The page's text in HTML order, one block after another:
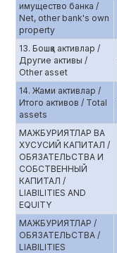
имущество банка /
Net, other bank's own
property
13. Бошқа активлар /
Другие активы /
Other asset
14. Жами активлар /
Итого активов / Total
assets
МАЖБУРИЯТЛАР ВА
ХУСУСИЙ КАПИТАЛ /
ОБЯЗАТЕЛЬСТВА И
СОБСТВЕННЫЙ
КАПИТАЛ /
LIABILITIES AND
EQUITY
МАЖБУРИЯТЛАР /
ОБЯЗАТЕЛЬСТВА /
LIABILITIES